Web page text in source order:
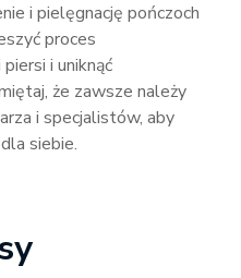
i pielęgnację pończoch
proces
i uniknąć
że zawsze należy
i specjalistów, aby
siebie.